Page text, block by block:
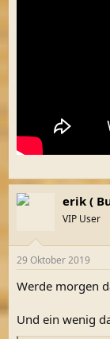
erik (
VIP User
29 Oktober 2019
Werde morgen
Und ein wenig